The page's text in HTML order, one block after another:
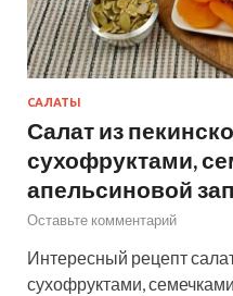
САЛАТЫ
Салат из
сухофруктами,
апельсиновой
Оставьте комментарий
Интересный рецепт
сухофруктами,